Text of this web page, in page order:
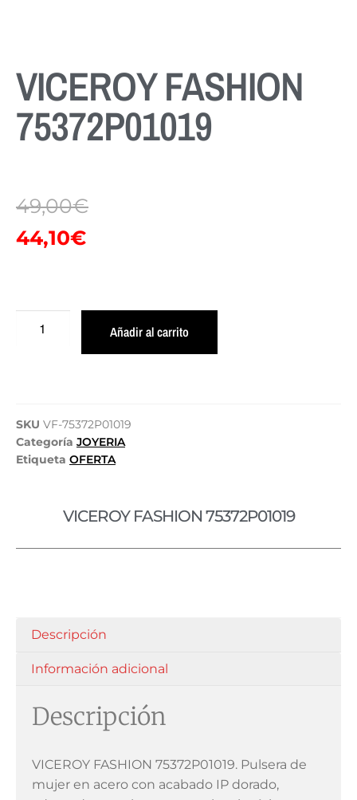
VICEROY FASHION
75372P01019
49,00€
44,10€
Añadir al carrito
SKU VF-75372P01019
Categoría JOYERIA
Etiqueta OFERTA
VICEROY FASHION 75372P01019
Descripción
Información adicional
Descripción
VICEROY FASHION 75372P01019. Pulsera de
mujer en acero con acabado IP dorado,